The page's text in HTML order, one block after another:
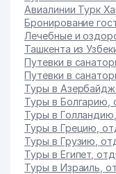
Авиалинии Турк
Бронирование
Лечебные и
Ташкента из
Путевки в
Путевки в
Туры в
Туры в Болгарию,
Туры в
Туры в Грецию,
Туры в Грузию,
Туры в Египет,
Туры в Израиль,